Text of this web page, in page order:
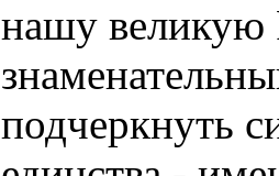
нашу великую
подчеркнуть